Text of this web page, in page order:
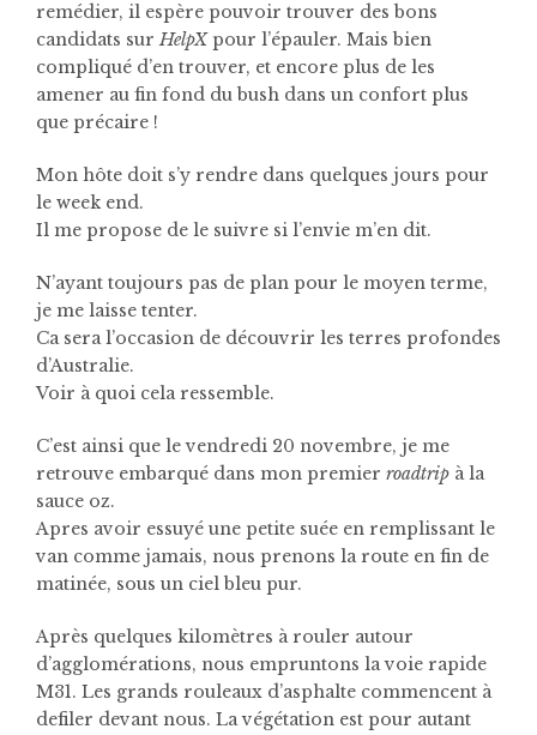
remédier, il espère pouvoir trouver des bons
candidats surHelpXpour l’épauler. Mais bien
compliqué d’en trouver, et encore plus de les
amener au fin fond du bush dans un confort plus
que précaire !
Mon hôte doit s’y rendre dans quelques jours pour
le week end.
Il me propose de le suivre si l’envie m’en dit.
N’ayant toujours pas de plan pour le moyen terme,
je me laisse tenter.
Ca sera l’occasion de découvrir les terres profondes
d’Australie.
Voir à quoi cela ressemble.
C’est ainsi que le vendredi 20 novembre, je me
retrouve embarqué dans mon premier roadtrip à la
sauce oz.
Apres avoir essuyé une petite suée en remplissant le
van comme jamais, nous prenons la route en fin de
matinée, sous un ciel bleu pur.
Après quelques kilomètres à rouler autour
d’agglomérations, nous empruntons la voie rapide
M31. Les grands rouleaux d’asphalte commencent à
defiler devant nous. La végétation est pour autant